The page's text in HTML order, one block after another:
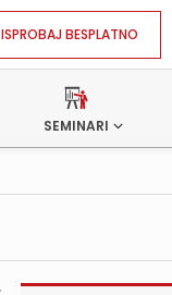
ISPROBAJ BESPLATNO
SEMINARI